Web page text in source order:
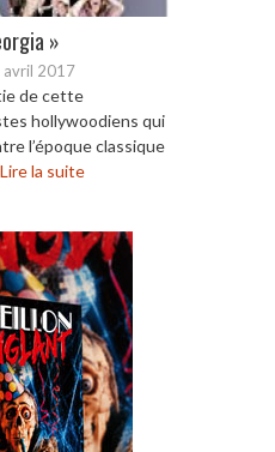
»
avril 2017
de cette
hollywoodiens qui
l’époque classique
Lire la suite